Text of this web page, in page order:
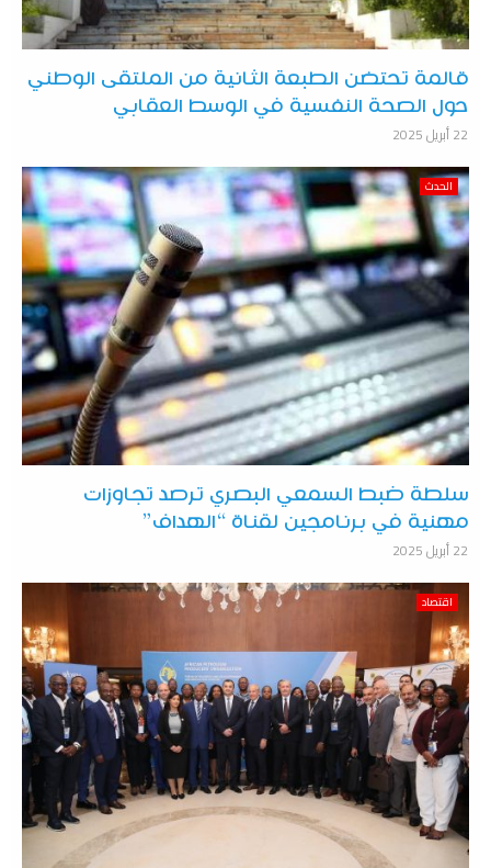
قالمة تحتضن الطبعة الثانية من الملتقى الوطني
حول الصحة النفسية في الوسط العقابي
22 أبريل 2025
الحدث
سلطة ضبط السمعي البصري ترصد تجاوزات
مهنية في برنامجين لقناة “الهداف”
22 أبريل 2025
اقتصاد